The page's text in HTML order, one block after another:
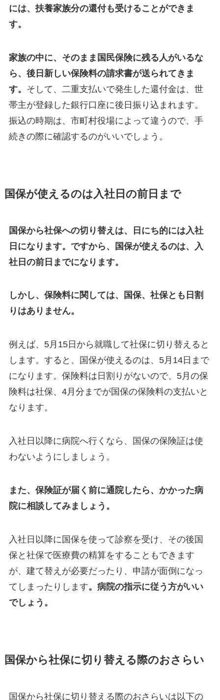
には、扶養家族分の還付も受けることができま
す。
家族の中に、そのまま国民保険に残る人がいるな
ら、後日新しい保険料の請求書が送られてきま
す。 そして、二重支払いで発生した還付金は、世
帯主が登録した銀行口座に後日振り込まれます。
振込の時期は、市町村役場によって違うので、手
続きの際に確認するのがいいでしょう。
国保が使えるのは入社日の前日まで
国保から社保への切り替えは、日にち的には入社
日になります。 ですから、国保が使えるのは、入
社日の前日までになります。
しかし、保険料に関しては、国保、社保とも日割
りはありません。
例えば、5月15日から就職して社保に切り替えると
します。すると、国保が使えるのは、5月14日まで
になります。保険料は日割りがないので、5月の保
険料は社保、4月分までが国保の保険料の支払いと
なります。
入社日以降に病院へ行くなら、国保の保険証は使
わないようにしましょう。
また、保険証が届く前に通院したら、かかった病
院に相談してみましょう。
入社日以降に国保を使って診察を受け、その後国
保と社保で医療費の精算をすることもできます
が、建て替えが必要だったり、申請が面倒になっ
てしまったりします。病院の指示に従う方がいい
でしょう。
国保から社保に切り替える際のおさらい
国保から社保に切り替える際のおさらいは以下の